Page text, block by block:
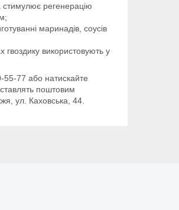
стимулює регенерацію
маринадів, соусів
гвоздику використовують у
77 або натискайте
поштовим
ул. Каховська, 44.